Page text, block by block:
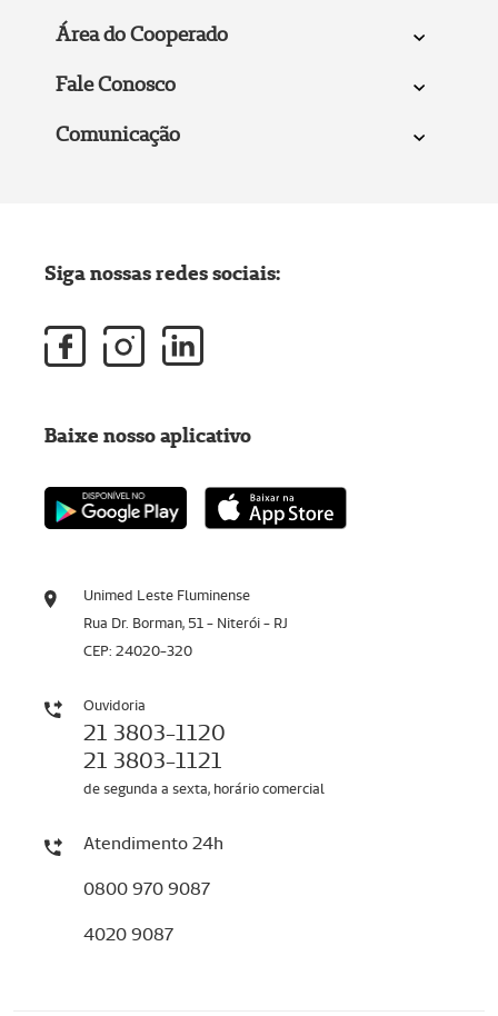
Área do Cooperado
Fale Conosco
Comunicação
Unimed Leste Fluminense
Rua Dr. Borman, 51 - Niterói - RJ
CEP: 24020-320
Ouvidoria
21 3803-1120
21 3803-1121
de segunda a sexta, horário comercial
Atendimento 24h
0800 970 9087
4020 9087
Siga nossas redes sociais:
Baixe nosso aplicativo